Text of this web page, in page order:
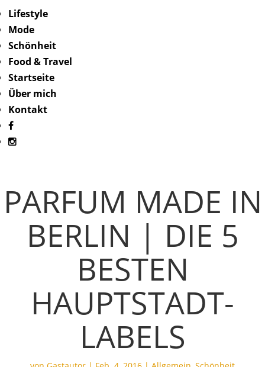
Lifestyle
Mode
Schönheit
Food & Travel
Startseite
Über mich
Kontakt
PARFUM MADE IN
BERLIN | DIE 5
BESTEN
HAUPTSTADT-
LABELS